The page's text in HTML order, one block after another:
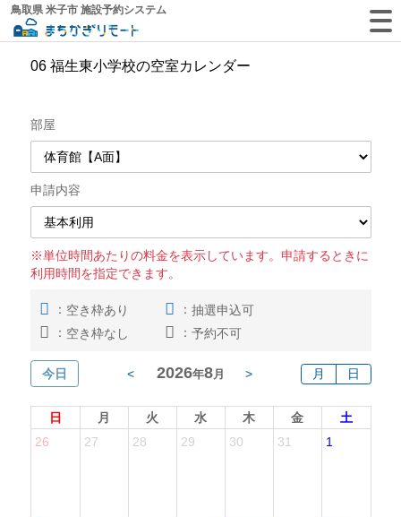
鳥取県 米子市 施設予約システム
06 福生東小学校の空室カレンダー
部屋
申請内容
※単位時間あたりの料金を表示しています。申請するときに
利用時間を指定できます。
： 空き枠あり ： 抽選申込可
： 空き枠なし ： 予約不可
今日 < 2026年8 月 > 月 日
日 月 火 水 木 金
土
26
27 28 29 30 31 1